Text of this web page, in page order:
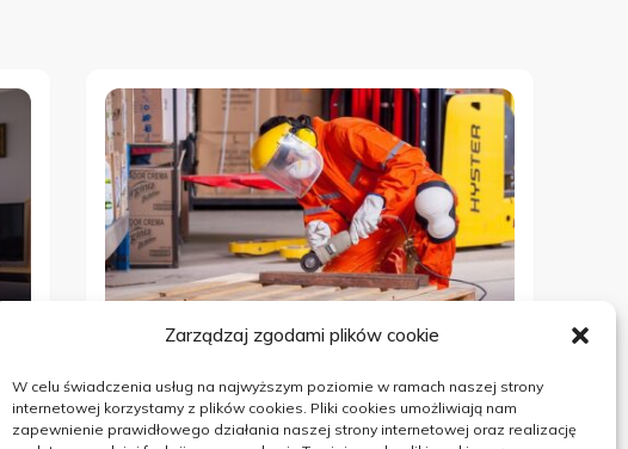
Zarządzaj zgodami plików cookie
W celu świadczenia usług na najwyższym poziomie w ramach naszej strony
internetowej korzystamy z plików cookies. Pliki cookies umożliwiają nam
zapewnienie prawidłowego działania naszej strony internetowej oraz realizację
PRZEMYSŁ